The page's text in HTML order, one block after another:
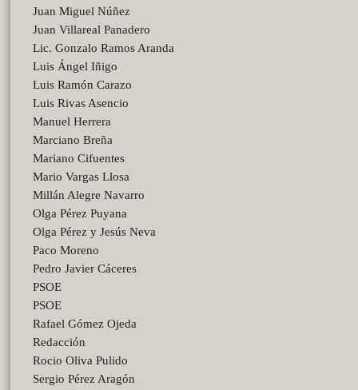
Juan Miguel Núñez
Juan Villareal Panadero
Lic. Gonzalo Ramos Aranda
Luis Ángel Iñigo
Luis Ramón Carazo
Luis Rivas Asencio
Manuel Herrera
Marciano Breña
Mariano Cifuentes
Mario Vargas Llosa
Millán Alegre Navarro
Olga Pérez Puyana
Olga Pérez y Jesús Neva
Paco Moreno
Pedro Javier Cáceres
PSOE
PSOE
Rafael Gómez Ojeda
Redacción
Rocio Oliva Pulido
Sergio Pérez Aragón